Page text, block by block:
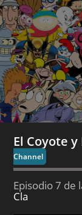
El Coyote
Channel
Episodio 7 de
Cla